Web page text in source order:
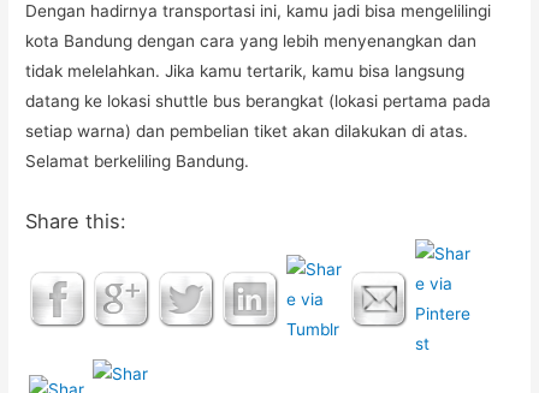
Dengan hadirnya transportasi ini, kamu jadi bisa mengelilingi
kota Bandung dengan cara yang lebih menyenangkan dan
tidak melelahkan. Jika kamu tertarik, kamu bisa langsung
datang ke lokasi shuttle bus berangkat (lokasi pertama pada
setiap warna) dan pembelian tiket akan dilakukan di atas.
Selamat berkeliling Bandung.
Share this: